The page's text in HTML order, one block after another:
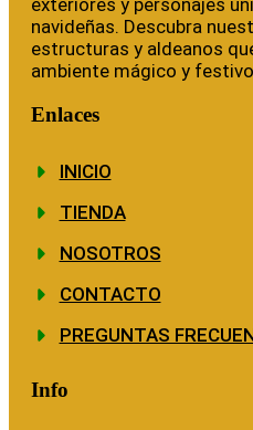
exteriores y personajes
navideñas. Descubra
estructuras y aldeanos
ambiente mágico y
Enlaces
INICIO
TIENDA
NOSOTROS
CONTACTO
PREGUNTAS
Info